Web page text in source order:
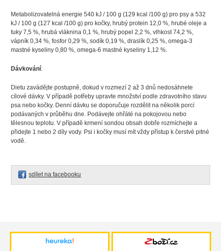
Metabolizovatelná energie 540 kJ / 100 g (129 kcal /100 g) pro psy a 532
kJ / 100 g (127 kcal /100 g) pro kočky, hrubý protein 12,0 %, hrubé oleje a
tuky 7,5 %, hrubá vláknina 0,1 %, hrubý popel 2,2 %, vlhkost 74,2 %,
vápník 0,34 %, fosfor 0,29 %, sodík 0,19 %, draslík 0,25 %, omega-3
mastné kyseliny 0,80 %, omega-6 mastné kyseliny 1,12 %.
Dávkování:
Dietu zavádějte postupně, dokud v rozmezí 2 až 3 dnů nedosáhnete
cílové dávky. V případě potřeby upravte množství podle zdravotního stavu
psa nebo kočky. Denní dávku se doporučuje rozdělit na několik porcí
podávaných v průběhu dne. Podávejte ohřáté na pokojovou nebo
tělesnou teplotu. V případě krmení sondou obsah dobře rozmíchejte a
přidejte 1 nebo 2 díly vody. Psi i kočky musí mít vždy přístup k čerstvé pitné
vodě.
sdílet na facebooku